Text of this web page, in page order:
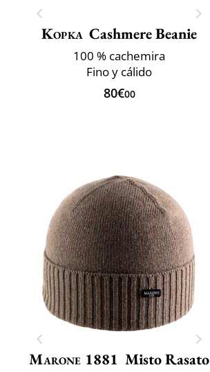
Kopka Cashmere Beanie
100 % cachemira
Fino y cálido
80€00
Marone 1881 Misto Rasato